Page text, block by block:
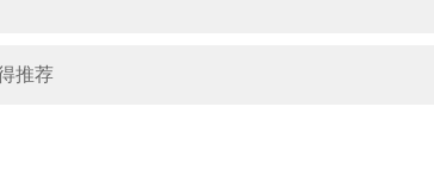
推荐